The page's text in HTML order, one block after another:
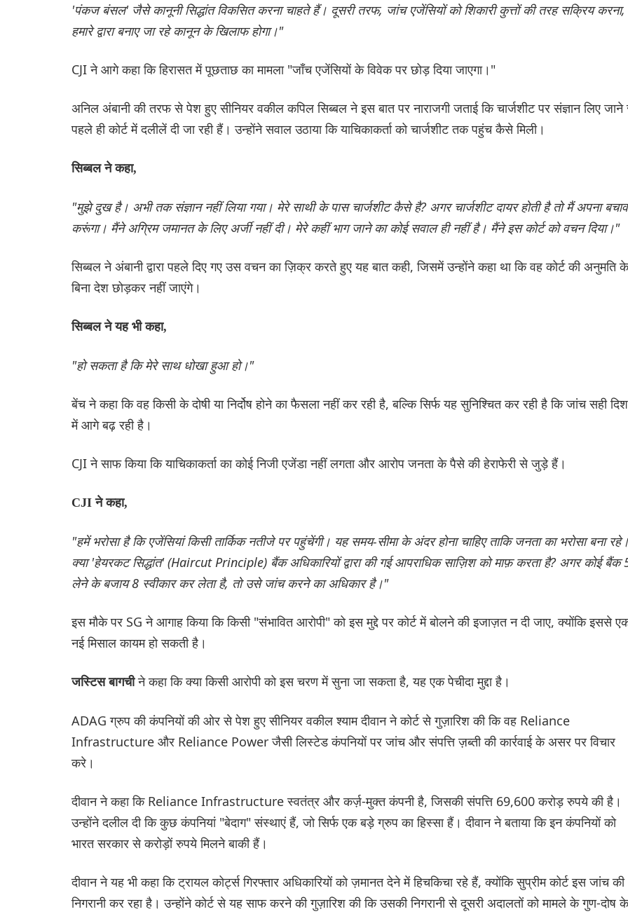
'पंकज बंसल' जैसे कानूनी सिद्धांत विकसित करना चाहते हैं। दूसरी तरफ, जांच एजेंसियों को शिकारी कुत्तों की तरह सक्रिय करना,
हमारे द्वारा बनाए जा रहे कानून के खिलाफ होगा।"
CJI ने आगे कहा कि हिरासत में पूछताछ का मामला "जाँच एजेंसियों के विवेक पर छोड़ दिया जाएगा।"
अनिल अंबानी की तरफ से पेश हुए सीनियर वकील कपिल सिब्बल ने इस बात पर नाराजगी जताई कि चार्जशीट पर संज्ञान लिए
पहले ही कोर्ट में दलीलें दी जा रही हैं। उन्होंने सवाल उठाया कि याचिकाकर्ता को चार्जशीट तक पहुंच कैसे मिली।
सिब्बल ने कहा,
"मुझे दुख है। अभी तक संज्ञान नहीं लिया गया। मेरे साथी के पास चार्जशीट कैसे है? अगर चार्जशीट दायर होती है तो मैं अपना बचाव
करूंगा। मैंने अग्रिम जमानत के लिए अर्जी नहीं दी। मेरे कहीं भाग जाने का कोई सवाल ही नहीं है। मैंने इस कोर्ट को वचन दिया।"
सिब्बल ने अंबानी द्वारा पहले दिए गए उस वचन का ज़िक्र करते हुए यह बात कही, जिसमें उन्होंने कहा था कि वह कोर्ट की अनुमति के
बिना देश छोड़कर नहीं जाएंगे।
सिब्बल ने यह भी कहा,
"हो सकता है कि मेरे साथ धोखा हुआ हो।"
बेंच ने कहा कि वह किसी के दोषी या निर्दोष होने का फैसला नहीं कर रही है, बल्कि सिर्फ यह सुनिश्चित कर रही है कि जांच सही
में आगे बढ़ रही है।
CJI ने साफ किया कि याचिकाकर्ता का कोई निजी एजेंडा नहीं लगता और आरोप जनता के पैसे की हेराफेरी से जुड़े हैं।
CJI ने कहा,
"हमें भरोसा है कि एजेंसियां ​​किसी तार्किक नतीजे पर पहुंचेंगी। यह समय-सीमा के अंदर होना चाहिए ताकि जनता का भरोसा बना
क्या 'हेयरकट सिद्धांत' (Haircut Principle) बैंक अधिकारियों द्वारा की गई आपराधिक साज़िश को माफ़ करता है? अगर कोई बैंक
लेने के बजाय 8 स्वीकार कर लेता है, तो उसे जांच करने का अधिकार है।"
इस मौके पर SG ने आगाह किया कि किसी "संभावित आरोपी" को इस मुद्दे पर कोर्ट में बोलने की इजाज़त न दी जाए, क्योंकि इससे
नई मिसाल कायम हो सकती है।
जस्टिस बागचीने कहा कि क्या किसी आरोपी को इस चरण में सुना जा सकता है, यह एक पेचीदा मुद्दा है।
ADAG ग्रुप की कंपनियों की ओर से पेश हुए सीनियर वकील श्याम दीवान ने कोर्ट से गुज़ारिश की कि वह Reliance
Infrastructure और Reliance Power जैसी लिस्टेड कंपनियों पर जांच और संपत्ति ज़ब्ती की कार्रवाई के असर पर विचार
करे।
दीवान ने कहा कि Reliance Infrastructure स्वतंत्र और कर्ज़-मुक्त कंपनी है, जिसकी संपत्ति 69,600 करोड़ रुपये की है।
उन्होंने दलील दी कि कुछ कंपनियां "बेदाग" संस्थाएं हैं, जो सिर्फ एक बड़े ग्रुप का हिस्सा हैं। दीवान ने बताया कि इन कंपनियों को
भारत सरकार से करोड़ों रुपये मिलने बाकी हैं।
दीवान ने यह भी कहा कि ट्रायल कोर्ट्स गिरफ्तार अधिकारियों को ज़मानत देने में हिचकिचा रहे हैं, क्योंकि सुप्रीम कोर्ट इस जांच की
निगरानी कर रहा है। उन्होंने कोर्ट से यह साफ करने की गुज़ारिश की कि उसकी निगरानी से दूसरी अदालतों को मामले के गुण-दोष के